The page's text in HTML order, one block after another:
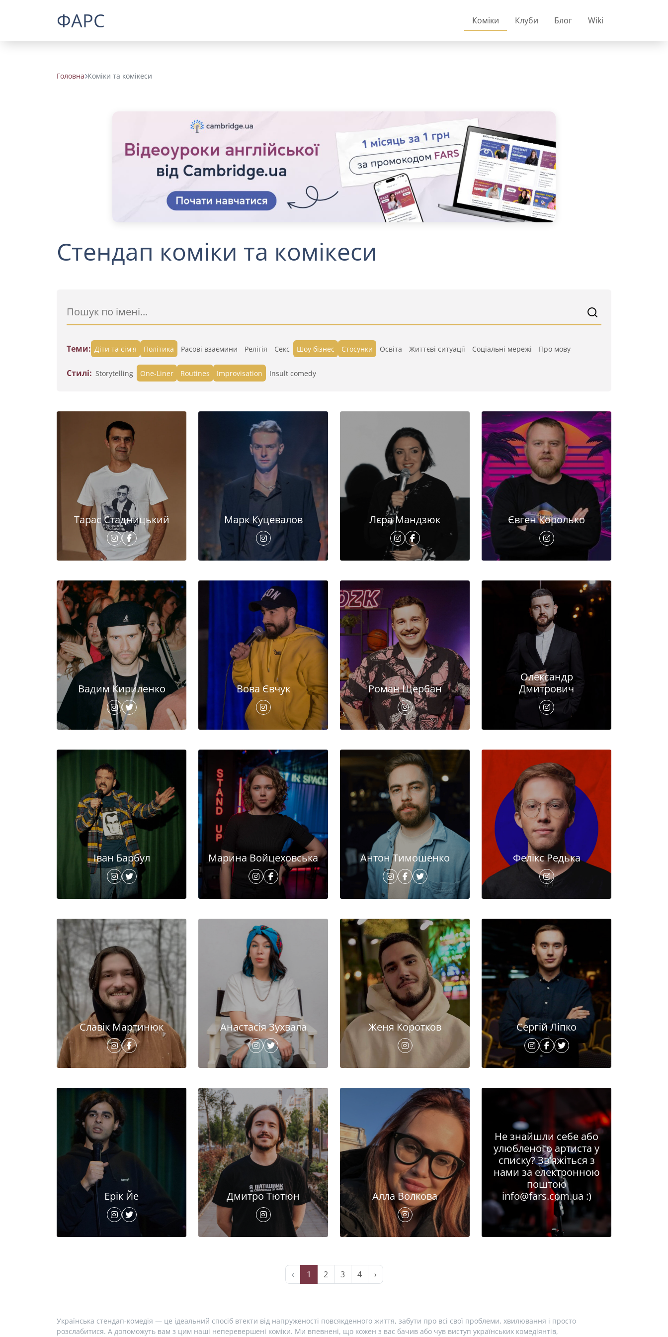
ФАРС Коміки Клуби Блог Wiki
Головна Коміки та комікеси
Стендап коміки та комікеси
Теми: Діти та сім'я Політика Расові взаємини Релігія Секс Шоу бізнес Стосунки Освіта Життєві ситуації Cоціальні мережі Про мову
Стилі: Storytelling One-Liner Routines Improvisation Insult comedy
Тарас Стадницький Марк Куцевалов Лєра Мандзюк Євген Королько
Вадим Кириленко Вова Євчук Роман Щербан
Олександр
Дмитрович
Іван Барбул Марина Войцеховська Антон Тимошенко Фелікс Редька
Славік Мартинюк Анастасія Зухвала Женя Коротков Сергій Ліпко
Ерік Йе Дмитро Тютюн Алла Волкова
Не знайшли себе або
улюбленого артиста у
списку? Зв'яжіться з
нами за електронною
поштою
info@fars.com.ua :)
‹ 1 2 3 4 ›
Українська стендап-комедія — це ідеальний спосіб втекти від напруженості повсякденного життя, забути про всі свої проблеми, хвилювання і просто
розслабитися. А допоможуть вам з цим наші неперевершені коміки. Ми впевнені, що кожен з вас бачив або чув виступ українських комедіянтів,